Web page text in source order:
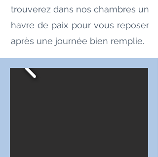
trouverez dans nos chambres un
havre de paix pour vous reposer
après une journée bien remplie.